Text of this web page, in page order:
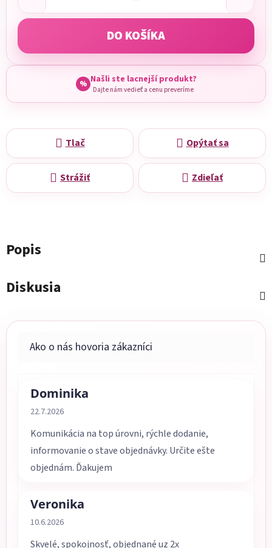
DO KOŠÍKA
% Našli ste lacnejší produkt?
Dajte nám vedieť a cenu preveríme
Tlač Opýtať sa
Strážiť Zdieľať
Popis
Diskusia
Dominika
Hodnotenie obchodu je 5 z 5 hviezdičiek.
22.7.2026
Komunikácia na top úrovni, rýchle dodanie,
informovanie o stave objednávky. Určite ešte
objednám. Ďakujem
Veronika
Hodnotenie obchodu je 5 z 5 hviezdičiek.
10.6.2026
Skvelé, spokojnosť, objednané uz 2x